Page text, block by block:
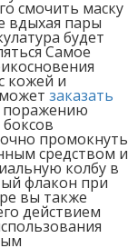
смочить маску
вдыхая пары
будет
Самое
кожей и
заказать
поражению
промокнуть
средством и
колбу в
флакон при
вы также
действием